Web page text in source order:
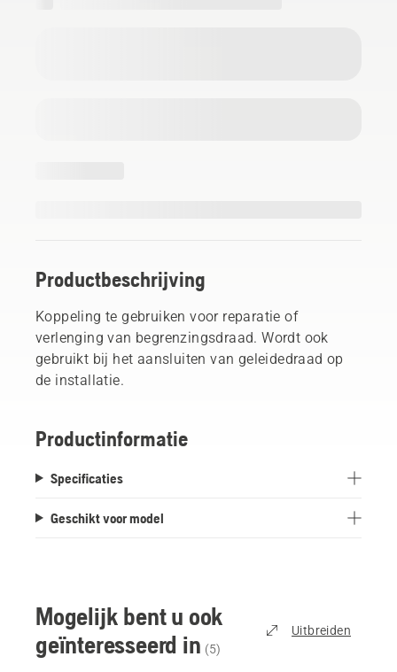
Productbeschrijving
Koppeling te gebruiken voor reparatie of
verlenging van begrenzingsdraad. Wordt ook
gebruikt bij het aansluiten van geleidedraad op
de installatie.
Productinformatie
Specificaties
Geschikt voor model
Mogelijk bent u ook
geïnteresseerd in (5)
Uitbreiden